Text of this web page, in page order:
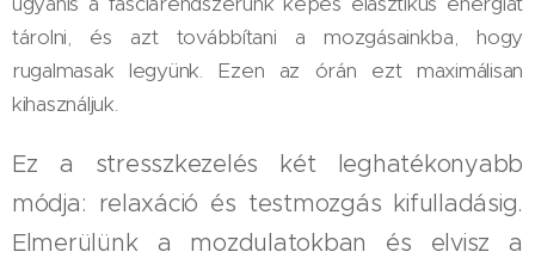
tárolni, és azt továbbítani a mozgásainkba, hogy
rugalmasak legyünk. Ezen az órán ezt maximálisan
kihasználjuk.
Ez a stresszkezelés két leghatékonyabb
módja: relaxáció és testmozgás kifulladásig.
Elmerülünk a mozdulatokban és elvisz a